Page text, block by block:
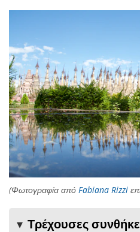
(Φωτογραφία από Fabiana Rizzi
Τρέχουσες